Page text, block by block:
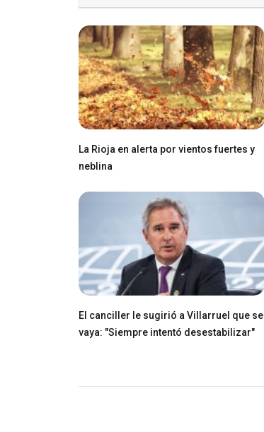
La Rioja en alerta por vientos fuertes y
neblina
El canciller le sugirió a Villarruel que se
vaya: "Siempre intentó desestabilizar"